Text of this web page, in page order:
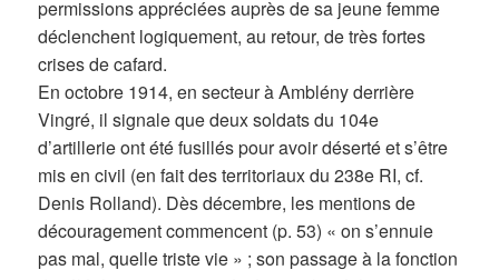
permissions appréciées auprès de sa jeune femme
déclenchent logiquement, au retour, de très fortes
crises de cafard.
En octobre 1914, en secteur à Amblény derrière
Vingré, il signale que deux soldats du 104e
d’artillerie ont été fusillés pour avoir déserté et s’être
mis en civil (en fait des territoriaux du 238e RI, cf.
Denis Rolland). Dès décembre, les mentions de
découragement commencent (p. 53) « on s’ennuie
pas mal, quelle triste vie » ; son passage à la fonction